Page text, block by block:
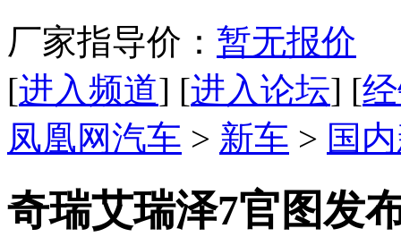
厂家指导价： 暂无报价
[进入频道] [进入论坛] [
凤凰网汽车 > 新车 > 国
奇瑞艾瑞泽7官图发